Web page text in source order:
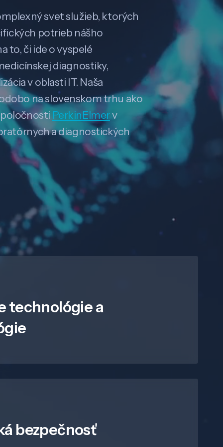
svet služieb, ktorých
potrieb nášho
to, či ide o vyspelé
diagnostiky,
v oblasti IT. Naša
na slovenskom trhu ako
PerkinElmerv
a diagnostických
technológie a
bezpečnosť